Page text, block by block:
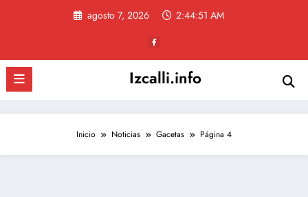
agosto 7, 2026 2:44:51 AM
Izcalli.info
Inicio Noticias Gacetas Página 4